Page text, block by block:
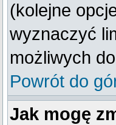
(kolejne
wyznaczyć
możliwych
Powrót do
Jak mogę